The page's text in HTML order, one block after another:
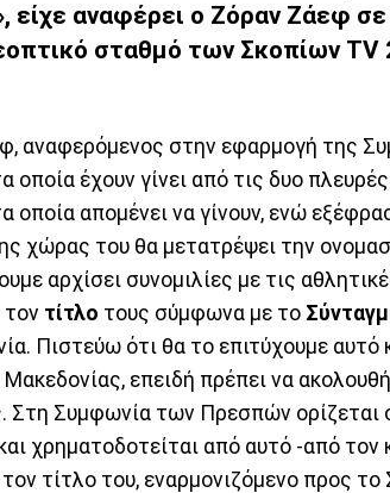
είχε αναφέρει ο Ζόραν Ζάεφ
σταθμό των Σκοπίων TV
αναφερόμενος στην εφαρμογή της
οποία έχουν γίνει από τις δυο
οποία απομένει να γίνουν, ενώ
χώρας του θα μετατρέψει την
αρχίσει συνομιλίες με τις
τον τίτλο τους σύμφωνα με το
Πιστεύω ότι θα το επιτύχουμε
Μακεδονίας, επειδή πρέπει να
Στη Συμφωνία των Πρεσπών
χρηματοδοτείται από αυτό -από
τον τίτλο του, εναρμονιζόμενο προς